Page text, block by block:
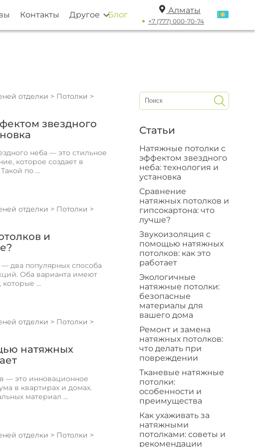
Контакты Другое Блог Алматы
+7 (777) 000-70-74
отделки > Потолки >
звездного
неба — это стильное
которое создает в
по ...
отделки > Потолки >
и
два популярных способа
Оба варианта имеют
...
отделки > Потолки >
натяжных
— это инновационное
в квартирах и домах.
материал ...
отделки > Потолки >
Статьи
Натяжные потолки с
эффектом звездного
неба: технология и
установка
Сравнение
натяжных потолков и
гипсокартона: что
лучше?
Звукоизоляция с
помощью натяжных
потолков: как это
работает
Экологичные
натяжные потолки:
безопасные
материалы для
вашего дома
Ремонт и замена
натяжных потолков:
что делать при
повреждении
Тканевые натяжные
потолки:
особенности и
преимущества
Как ухаживать за
натяжными
потолками: советы и
рекомендации